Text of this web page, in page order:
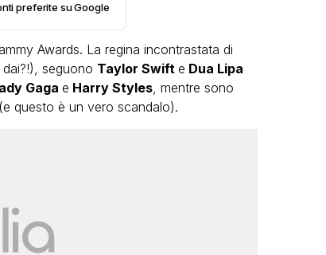
preferite su Google
Awards. La regina incontrastata di
seguono Taylor Swift e Dua Lipa
Gaga e Harry Styles, mentre sono
questo è un vero scandalo).